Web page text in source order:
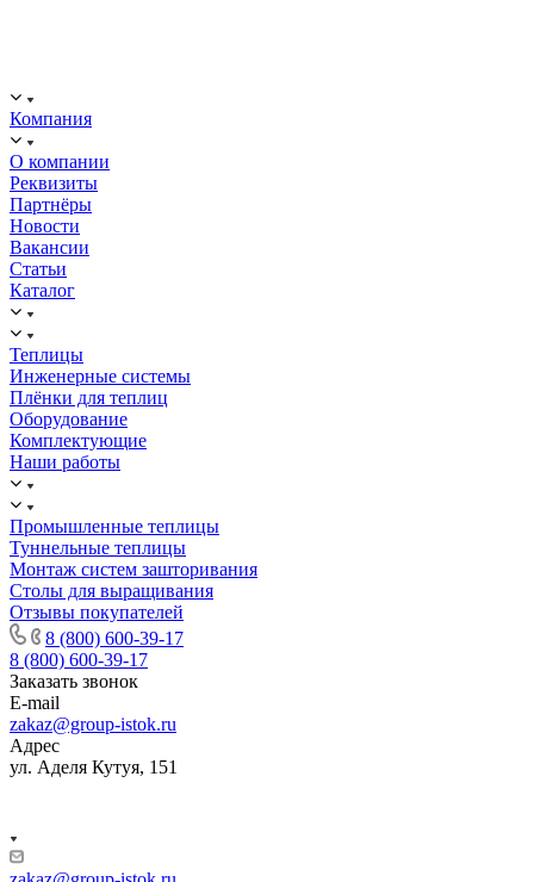
Компания
О компании
Реквизиты
Партнёры
Новости
Вакансии
Статьи
Каталог
Теплицы
Инженерные системы
Плёнки для теплиц
Оборудование
Комплектующие
Наши работы
Промышленные теплицы
Туннельные теплицы
Монтаж систем зашторивания
Столы для выращивания
Отзывы покупателей
8 (800) 600-39-17
8 (800) 600-39-17
Заказать звонок
E-mail
zakaz@group-istok.ru
Адрес
ул. Аделя Кутуя, 151